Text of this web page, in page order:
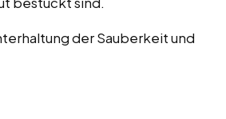
der Sauberkeit und